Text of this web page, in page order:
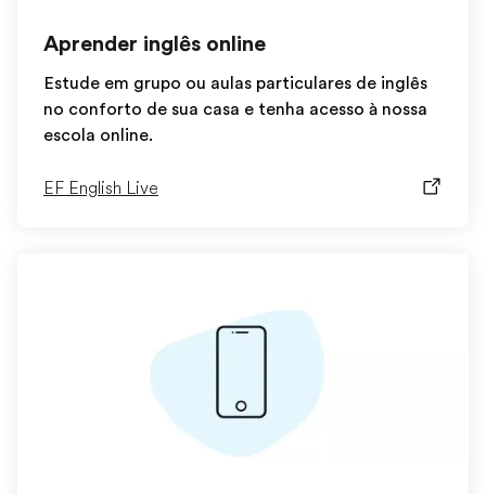
Aprender inglês online
Estude em grupo ou aulas particulares de inglês
no conforto de sua casa e tenha acesso à nossa
escola online.
EF English Live